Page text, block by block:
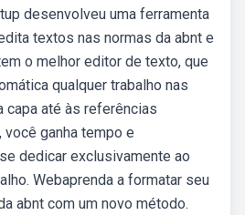
desenvolveu uma ferramenta
textos nas normas da abnt e
o melhor editor de texto, que
qualquer trabalho nas
capa até às referências
ganha tempo e
dedicar exclusivamente ao
Webaprenda a formatar seu
abnt com um novo método.